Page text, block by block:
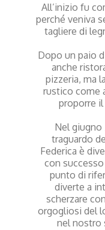
All’inizio fu
perché veniva
tagliere di
Dopo un paio
anche
pizzeria, ma
rustico come
proporre
Nel giugno
traguardo
Federica è
con
punto di
diverte a
scherzare
orgogliosi del
nel nostro